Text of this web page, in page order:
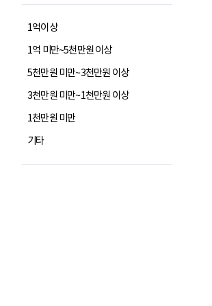
1억이상
1억 미만~5천만원 이상
5천만원 미만~3천만원 이상
3천만원 미만~1천만원 이상
1천만원 미만
기타